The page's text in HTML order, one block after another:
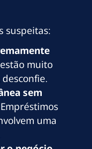
suspeitas:
muito
sem
Empréstimos
uma